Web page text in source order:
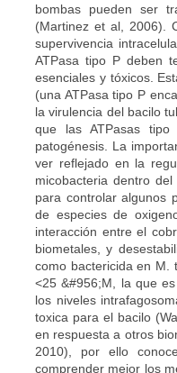
bombas pueden ser
(Martinez et al, 2006).
supervivencia
ATPasa tipo P deben
esenciales y tóxicos.
(una ATPasa tipo P
la virulencia del bacilo
que las ATPasas
patogénesis. La
ver reflejado en la
micobacteria dentro
para controlar algunos
de especies de
interacción entre el
biometales, y
como bactericida en M.
<25 &#956;M, la que
los niveles
toxica para el bacilo
en respuesta a otros
2010), por ello
comprender mejor los